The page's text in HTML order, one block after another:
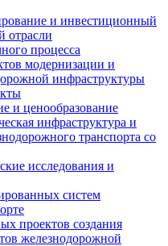
и инвестиционный
отрасли
процесса
модернизации и
инфраструктуры
и ценообразование
инфраструктура и
транспорта со
исследования и
систем
проектов создания
железнодорожной